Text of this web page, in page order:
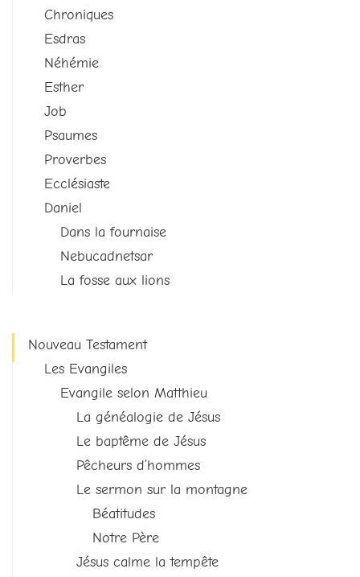
Chroniques
Esdras
Néhémie
Esther
Job
Psaumes
Proverbes
Ecclésiaste
Daniel
Dans la fournaise
Nebucadnetsar
La fosse aux lions
Nouveau Testament
Les Evangiles
Evangile selon Matthieu
La généalogie de Jésus
Le baptême de Jésus
Pêcheurs d’hommes
Le sermon sur la montagne
Béatitudes
Notre Père
Jésus calme la tempête